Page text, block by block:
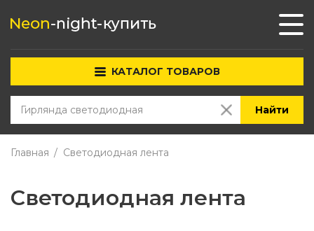
КАТАЛОГ ТОВАРОВ
Найти
Главная Светодиодная лента
Светодиодная лента